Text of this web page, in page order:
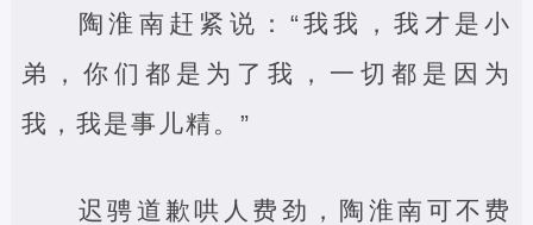
陶淮南赶紧说：“我我，我才是小
弟，你们都是为了我，一切都是因为
我，我是事儿精。”
迟骋道歉哄人费劲，陶淮南可不费